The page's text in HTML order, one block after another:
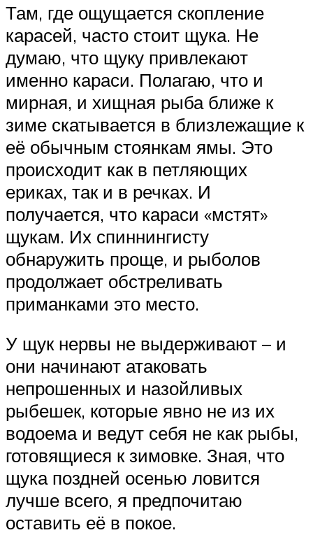
Там, где ощущается скопление
карасей, часто стоит щука. Не
думаю, что щуку привлекают
именно караси. Полагаю, что и
мирная, и хищная рыба ближе к
зиме скатывается в близлежащие к
её обычным стоянкам ямы. Это
происходит как в петляющих
ериках, так и в речках. И
получается, что караси «мстят»
щукам. Их спиннингисту
обнаружить проще, и рыболов
продолжает обстреливать
приманками это место.
У щук нервы не выдерживают – и
они начинают атаковать
непрошенных и назойливых
рыбешек, которые явно не из их
водоема и ведут себя не как рыбы,
готовящиеся к зимовке. Зная, что
щука поздней осенью ловится
лучше всего, я предпочитаю
оставить её в покое.